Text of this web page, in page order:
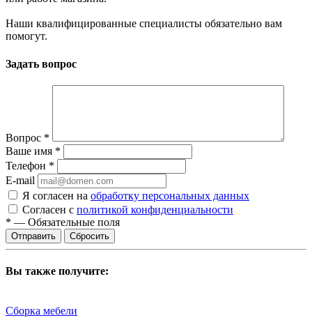
Наши квалифицированные специалисты обязательно вам
помогут.
Задать вопрос
Вопрос *
Ваше имя *
Телефон *
E-mail
Я согласен на обработку персональных данных
Согласен с политикой конфиденциальности
* — Обязательные поля
Сбросить
Вы также получите:
Сборка мебели